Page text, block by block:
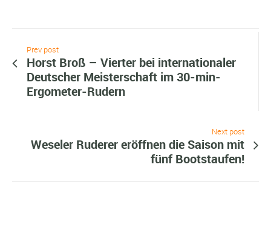
Prev post
Horst Broß – Vierter bei internationaler
Deutscher Meisterschaft im 30-min-
Ergometer-Rudern
Next post
Weseler Ruderer eröffnen die Saison mit
fünf Bootstaufen!